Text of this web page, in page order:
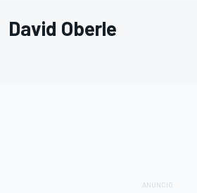
David Oberle